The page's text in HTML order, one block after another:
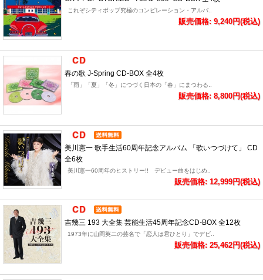
これぞシティポップ究極のコンピレーション・アルバ..
販売価格: 9,240円(税込)
春の歌 J-Spring CD-BOX 全4枚
「雨」「夏」「冬」につづく日本の「春」にまつわる..
販売価格: 8,800円(税込)
美川憲一 歌手生活60周年記念アルバム 「歌いつづけて」 CD
全6枚
美川憲一60周年のヒストリー!! デビュー曲をはじめ..
販売価格: 12,999円(税込)
吉幾三 193 大全集 芸能生活45周年記念CD-BOX 全12枚
1973年に山岡英二の芸名で「恋人は君ひとり」でデビ..
販売価格: 25,462円(税込)